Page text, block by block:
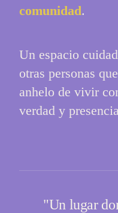
comunidad.
Un espacio
otras personas
anhelo de vivir
verdad y
"Un lugar